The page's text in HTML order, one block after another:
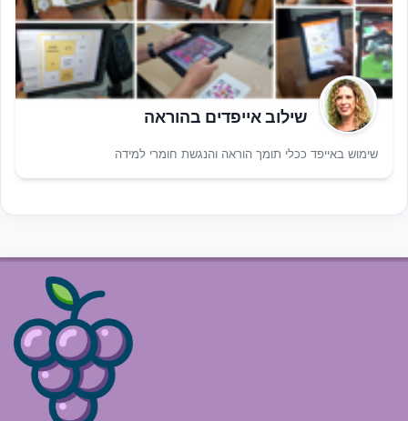
שילוב אייפדים בהוראה
שימוש באייפד ככלי תומך הוראה והנגשת חומרי למידה